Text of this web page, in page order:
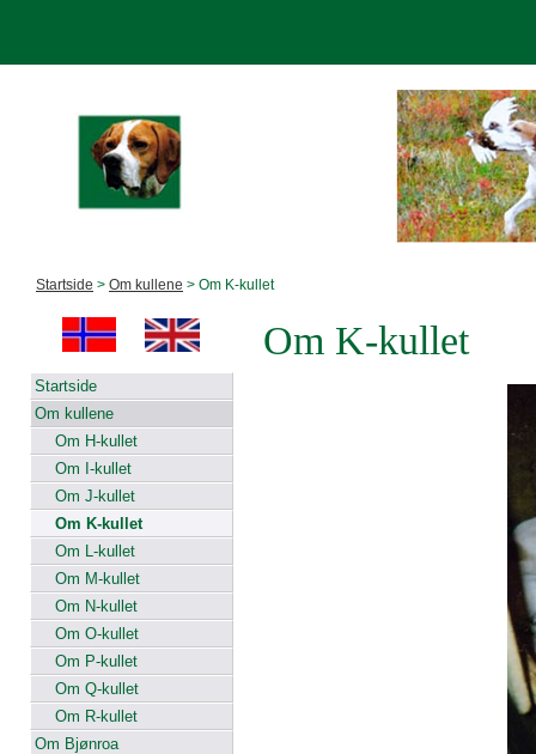
Startside > Om kullene > Om K-kullet
Startside
Om kullene
Om H-kullet
Om I-kullet
Om J-kullet
Om K-kullet
Om L-kullet
Om M-kullet
Om N-kullet
Om O-kullet
Om P-kullet
Om Q-kullet
Om R-kullet
Om Bjønroa
Om K-kullet